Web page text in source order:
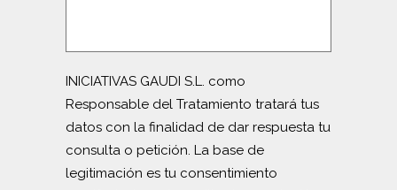
INICIATIVAS GAUDI S.L. como
Responsable del Tratamiento tratará tus
datos con la finalidad de dar respuesta tu
consulta o petición. La base de
legitimación es tu consentimiento